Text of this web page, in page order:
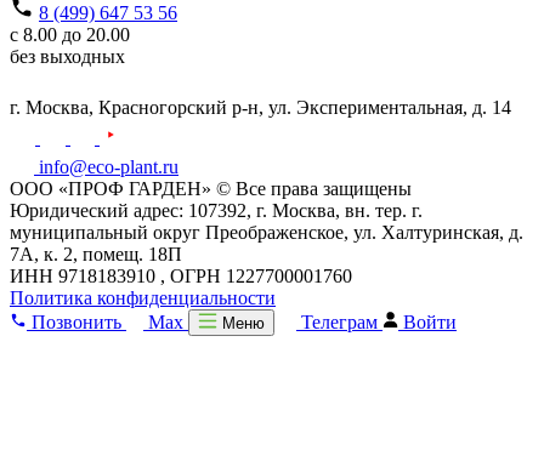
8 (499) 647 53 56
с 8.00 до 20.00
без выходных
г. Москва, Красногорский р-н, ул. Экспериментальная, д. 14
info@eco-plant.ru
ООО «ПРОФ ГАРДЕН» © Все права защищены
Юридический адрес: 107392, г. Москва, вн. тер. г.
муниципальный округ Преображенское, ул. Халтуринская, д.
7А, к. 2, помещ. 18П
ИНН 9718183910 , ОГРН 1227700001760
Политика конфиденциальности
Позвонить
Max Меню Телеграм Войти